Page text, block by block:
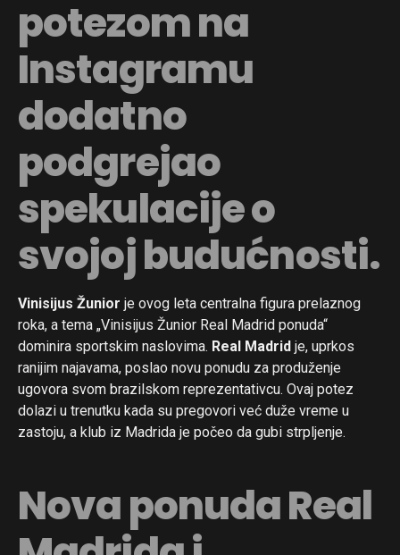
potezom na
Instagramu
dodatno
podgrejao
spekulacije o
svojoj budućnosti.
Vinisijus Žunior je ovog leta centralna figura prelaznog
roka, a tema „Vinisijus Žunior Real Madrid ponuda“
dominira sportskim naslovima. Real Madrid je, uprkos
ranijim najavama, poslao novu ponudu za produženje
ugovora svom brazilskom reprezentativcu. Ovaj potez
dolazi u trenutku kada su pregovori već duže vreme u
zastoju, a klub iz Madrida je počeo da gubi strpljenje.
Nova ponuda Real